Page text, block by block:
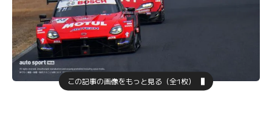
この記事の画像をもっと見る（全1枚）